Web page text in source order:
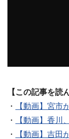
【この記事を読
・
【動画】宮市
・
【動画】香川
・
【動画】吉田